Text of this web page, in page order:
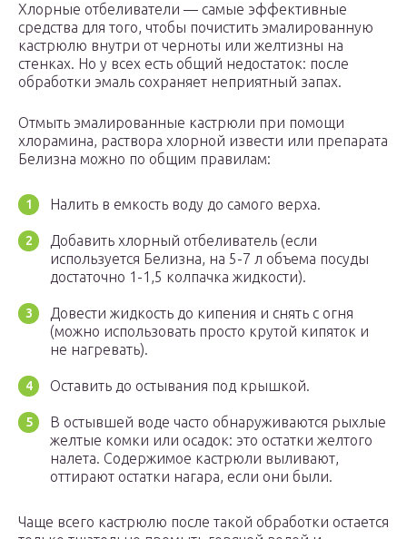
Хлорные отбеливатели — самые эффективные
средства для того, чтобы почистить эмалированную
кастрюлю внутри от черноты или желтизны на
стенках. Но у всех есть общий недостаток: после
обработки эмаль сохраняет неприятный запах.
Отмыть эмалированные кастрюли при помощи
хлорамина, раствора хлорной извести или препарата
Белизна можно по общим правилам:
Налить в емкость воду до самого верха.
Добавить хлорный отбеливатель (если
используется Белизна, на 5-7 л объема посуды
достаточно 1-1,5 колпачка жидкости).
Довести жидкость до кипения и снять с огня
(можно использовать просто крутой кипяток и
не нагревать).
Оставить до остывания под крышкой.
В остывшей воде часто обнаруживаются рыхлые
желтые комки или осадок: это остатки желтого
налета. Содержимое кастрюли выливают,
оттирают остатки нагара, если они были.
Чаще всего кастрюлю после такой обработки остается